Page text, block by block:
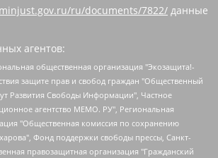
ru/documents/7822/ данные
агентов:
Маркелов Сергей Евгеньевич, Пономарев Лев Александрович, Савицкая Людмила Алексеевна, Автономная некоммерческая организация "Центр по работе с проблемой насилия "НАСИЛИЮ.НЕТ", Межрегиональный профессиональный союз работников здравоохранения "Альянс врачей", Юридическое лицо, зарегистрированное в Латвийской Республике, SIA "Medusa Project" (регистрационный номер 40103797863, дата регистрации 10.06.2014), Некоммерческая организация "Фонд по борьбе с коррупцией", Автономная некоммерческая организация "Институт права и публичной политики", Баданин Роман Сергеевич, Гликин Максим Александрович, Железнова Мария Михайловна, Лукьянова Юлия Сергеевна, Маетная Елизавета Витальевна, Маняхин Петр Борисович, Чуракова Ольга Владимировна, Ярош Юлия Петровна, Юридическое лицо "The Insider SIA", зарегистрированное в Риге, Латвийская Республика (дата регистрации 26.06.2015), являющееся администратором доменного имени интернет-издания "The Insider SIA", https://theins.ru, Постернак Алексей Евгеньевич, Рубин Михаил Аркадьевич, Анин Роман Александрович, Юридическое лицо Istories fonds, зарегистрированное в Латвийской Республике (регистрационный номер 50008295751, дата регистрации 24.02.2020), Великовский Дмитрий Александрович, Долинина Ирина Николаевна, Мароховская Алеся Алексеевна, Шлейнов Роман Юрьевич, Шмагун Олеся Валентиновна, Общество с ограниченной ответственностью "Альтаир 2021", Общество с ограниченной ответственностью "Вега 2021", Общество с ограниченной ответственностью "Главный редактор 2021", Общество с ограниченной ответственностью "Ромашки монолит", Важенков Артем Валерьевич, Ивановская областная общественная организация "Центр гендерных исследований", Гурман Юрий Альбертович, Медиапроект "ОВД-Инфо", Егоров Владимир Владимирович, Жилинский Владимир Александрович, Общество с ограниченной ответственностью "ЗП", Иванова София Юрьевна, Карезина Инна Павловна, Кильтау Екатерина Викторовна, Петров Алексей Викторович, Пискунов Сергей Евгеньевич, Смирнов Сергей Сергеевич, Тихонов Михаил Сергеевич, Общество с ограниченной ответственностью "ЖУРНАЛИСТ-ИНОСТРАННЫЙ АГЕНТ", Арапова Галина Юрьевна, Вольтская Татьяна Анатольевна, Американская компания "Mason G.E.S. Anonymous Foundation" (США), являющаяся владельцем интернет-издания https://mnews.world/, Компания "Stichting Bellingcat", зарегистрированная в Нидерландах (дата регистрации 11.07.2018), Захаров Андрей Вячеславович, Клепиковская Екатерина Дмитриевна, Общество с ограниченной ответственностью "МЕМО", Перл Роман Александрович, Симонов Евгений Алексеевич, Соловьева Елена Анатольевна, Сотников Даниил Владимирович, Сурначева Елизавета Дмитриевна, Автономная некоммерческая организация по защите прав человека и информированию населения "Якутия – Наше Мнение", Общество с ограниченной ответственностью "Москоу диджитал медиа", с 26.01.2023 Общество с ограниченной ответственностью "Чайка Белые сады", Ветошкина Валерия Валерьевна, Заговора Максим Александрович, Межрегиональное общественное движение "Российская ЛГБТ - сеть", Оленичев Максим Владимирович, Павлов Иван Юрьевич, Скворцова Елена Сергеевна, Общество с ограниченной ответственностью "Как бы инагент", Кочетков Игорь Викторович, Общество с ограниченной ответственностью "Честные выборы", Еланчик Олег Александрович, Общество с ограниченной ответственностью "Нобелевский призыв", Гималова Регина Эмилевна, Григорьев Андрей Валерьевич, Григорьева Алина Александровна, Ассоциация по содействию защите прав призывников, альтернативнослужащих и военнослужащих "Правозащитная группа "Гражданин.Армия.Право", Хисамова Регина Фаритовна, Автономная некоммерческая организация по реализации социально-правовых программ "Лилит", Дальневосточное общественное движение "Маяк", Санкт-Петербургская ЛГБТ-инициативная группа "Выход", Инициативная группа ЛГБТ+ "Реверс", Алексеев Андрей Викторович, Бекбулатова Таисия Львовна, Беляев Иван Михайлович, Владыкина Елена Сергеевна, Гельман Марат Александрович, Никульшина Вероника Юрьевна, Толоконникова Надежда Андреевна, Шендерович Виктор Анатольевич, Общество с ограниченной ответственностью "Данное сообщение", Общество с ограниченной ответственностью Издательский дом "Новая глава", Айнбиндер Александра Александровна, Московский комьюнити-центр для ЛГБТ+инициатив, Благотворительный фонд развития филантропии, Deutsche Welle (Германия, Kurt-Schumacher-Strasse 3, 53113 Bonn), Борзунова Мария Михайловна, Воробьев Виктор Викторович, Голубева Анна Львовна, Константинова Алла Михайловна, Малкова Ирина Владимировна, Мурадов Мурад Абдулгалимович, Осетинская Елизавета Николаевна, Понасенков Евгений Николаевич, Ганапольский Матвей Юрьевич, Киселев Евгений Алексеевич, Борухович Ирина Григорьевна, Дремин Иван Тимофеевич, Дубровский Дмитрий Викторович, Красноярская региональная общественная организация поддержки и развития альтернативных образовательных технологий и межкультурных коммуникаций "ИНТЕРРА", Маяковская Екатерина Алексеевна, Фейгин Марк Захарович, Филимонов Андрей Викторович, Дзугкоева Регина Николаевна, Доброхотов Роман Александрович, Дудь Юрий Александрович, Елкин Сергей Владимирович, Кругликов Кирилл Игоревич, Сабунаева Мария Леонидовна, Семенов Алексей Владимирович, Шаинян Карен Багратович, Шульман Екатерина Михайловна, Асафьев Артур Валерьевич, Вахштайн Виктор Семенович, Венедиктов Алексей Алексеевич, Лушникова Екатерина Евгеньевна, Волков Леонид Михайлович, Невзоров Александр Глебович, Пархоменко Сергей Борисович, Сироткин Ярослав Николаевич, Кара-Мурза Владимир Владимирович, Баранова Наталья Владимировна, Гозман Леонид Яковлевич, Кагарлицкий Борис Юльевич, Климарев Михаил Валерьевич, Милов Владимир Станиславович, Автономная некоммерческая организация Краснодарский центр современного искусства "Типография", Моргенштерн Алишер Тагирович, Соболь Любовь Эдуардовна, Общество с ограниченной ответственностью "ЛИЗА НОРМ", Каспаров Гарри Кимович, Ходорковский Михаил Борисович, Общество с ограниченной ответственностью "Апрельские тезисы", Данилович Ирина Брониславовна, Кашин Олег Владимирович, Петров Николай Владимирович, Пивоваров Алексей Владимирович, Соколов Михаил Владимирович, Цветкова Юлия Владимировна, Чичваркин Евгений Александрович, Комитет против пыток/Команда против пыток, Общество с ограниченной ответственностью "Первый научный", Общество с ограниченной ответственностью "Вертолет и ко", Белоцерковская Вероника Борисовна, Кац Максим Евгеньевич, Лазарева Татьяна Юрьевна, Шаведдинов Руслан Табризович, Яшин Илья Валерьевич, Общество с ограниченной ответственностью "Иноагент ААВ", Алешковский Дмитрий Петрович, Альбац Евгения Марковна, Быков Дмитрий Львович, Галямина Юлия Евгеньевна, Лойко Сергей Леонидович, Мартынов Кирилл Константинович, Медведев Сергей Александрович, Крашенинников Федор Геннадиевич, Гордеева Катерина Вл